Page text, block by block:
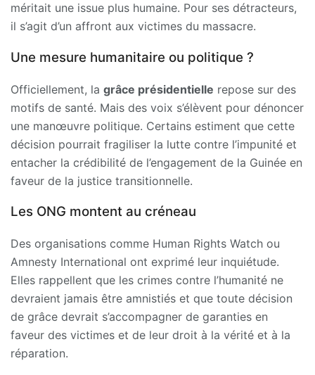
méritait une issue plus humaine. Pour ses détracteurs,
il s’agit d’un affront aux victimes du massacre.
Une mesure humanitaire ou politique ?
Officiellement, la grâce présidentielle repose sur des
motifs de santé. Mais des voix s’élèvent pour dénoncer
une manœuvre politique. Certains estiment que cette
décision pourrait fragiliser la lutte contre l’impunité et
entacher la crédibilité de l’engagement de la Guinée en
faveur de la justice transitionnelle.
Les ONG montent au créneau
Des organisations comme Human Rights Watch ou
Amnesty International ont exprimé leur inquiétude.
Elles rappellent que les crimes contre l’humanité ne
devraient jamais être amnistiés et que toute décision
de grâce devrait s’accompagner de garanties en
faveur des victimes et de leur droit à la vérité et à la
réparation.